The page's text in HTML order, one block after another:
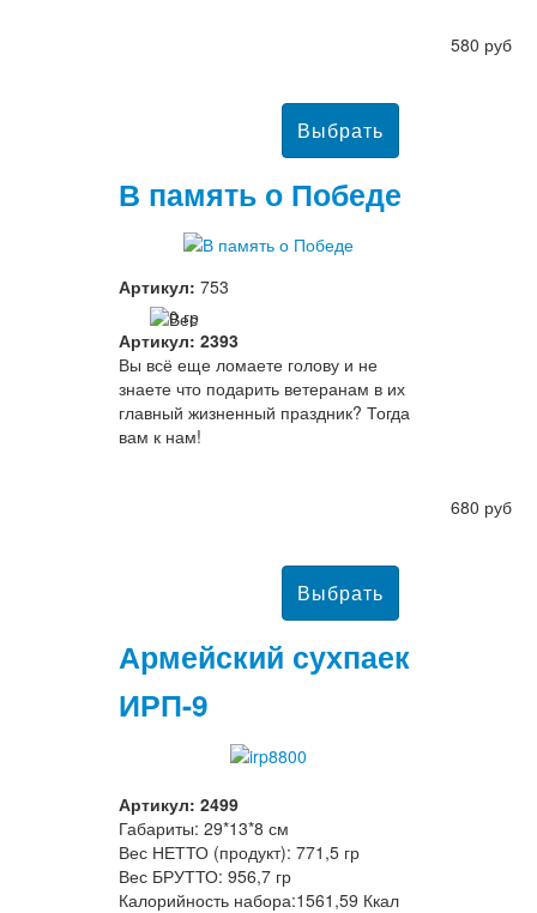
580 руб
В память о Победе
Артикул: 753
0 гр
Артикул: 2393
Вы всё еще ломаете голову и не
знаете что подарить ветеранам в их
главный жизненный праздник? Тогда
вам к нам!
680 руб
Армейский сухпаек
ИРП-9
Артикул: 2499
Габариты: 29*13*8 см
Вес НЕТТО (продукт): 771,5 гр
Вес БРУТТО: 956,7 гр
Калорийность набора:1561,59 Ккал